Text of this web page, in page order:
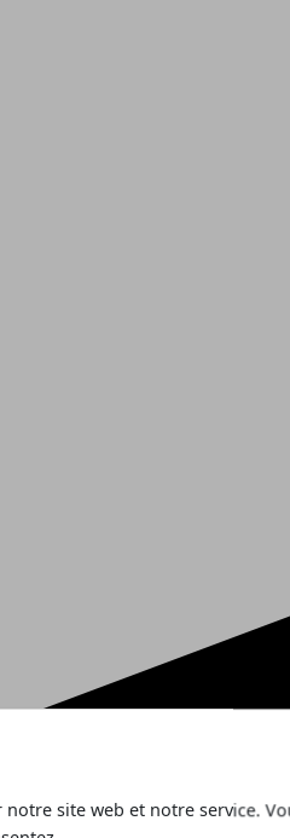
site web et notre service.